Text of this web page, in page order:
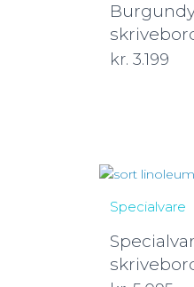
kr. 3.199
Specialvare